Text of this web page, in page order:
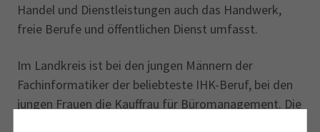
Handel und Dienstleistungen auch das Handwerk,
freie Berufe und öffentlichen Dienst umfasst.
Im Landkreis ist bei den jungen Männern der
Fachinformatiker der beliebteste IHK-Beruf, bei den
jungen Frauen die Kauffrau für Büromanagement. Die